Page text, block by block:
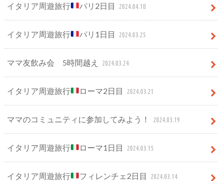
イタリア周遊旅行 パリ2日目 2024.04.18
イタリア周遊旅行 パリ1日目 2024.03.25
ママ友飲み会 5時間越え 2024.03.24
イタリア周遊旅行 ローマ2日目 2024.03.21
ママのコミュニティに参加してみよう！ 2024.03.19
イタリア周遊旅行 ローマ1日目 2024.03.15
イタリア周遊旅行 フィレンチェ2日目 2024.03.14